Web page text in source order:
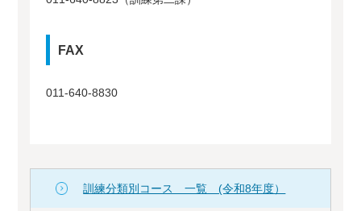
FAX
011-640-8830
訓練分類別コース 一覧 (令和8年度）